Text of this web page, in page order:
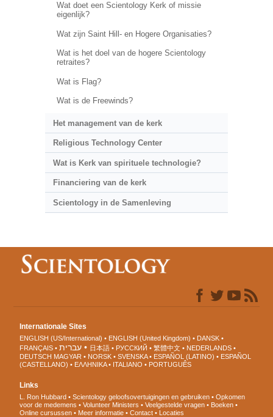
Wat doet een Scientology Kerk of missie
eigenlijk?
Wat zijn Saint Hill- en Hogere Organisaties?
Wat is het doel van de hogere Scientology
retraites?
Wat is Flag?
Wat is de Freewinds?
Het management van de kerk
Religious Technology Center
Wat is Kerk van spirituele technologie?
Financiering van de kerk
Scientology in de Samenleving
Internationale Sites
ENGLISH (US/International) ENGLISH (United Kingdom)
DANSK
FRANÇAIS
עברית 日本語 РУССКИЙ 繁體中文
NEDERLANDS
DEUTSCH MAGYAR NORSK SVENSKA ESPAÑOL (LATINO)
ESPAÑOL
(CASTELLANO)
ΕΛΛΗΝΙΚA ITALIANO PORTUGUÊS
Links
L. Ron Hubbard Scientology geloofsovertuigingen en gebruiken
Opkomen
voor de medemens
Volunteer Ministers Veelgestelde vragen
Boeken
Online cursussen
Meer informatie Contact Locaties